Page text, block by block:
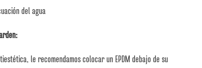
del agua
le recomendamos colocar un EPDM debajo de su